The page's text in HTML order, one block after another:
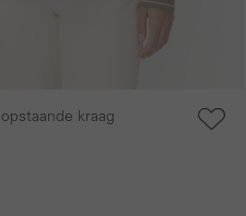
kraag